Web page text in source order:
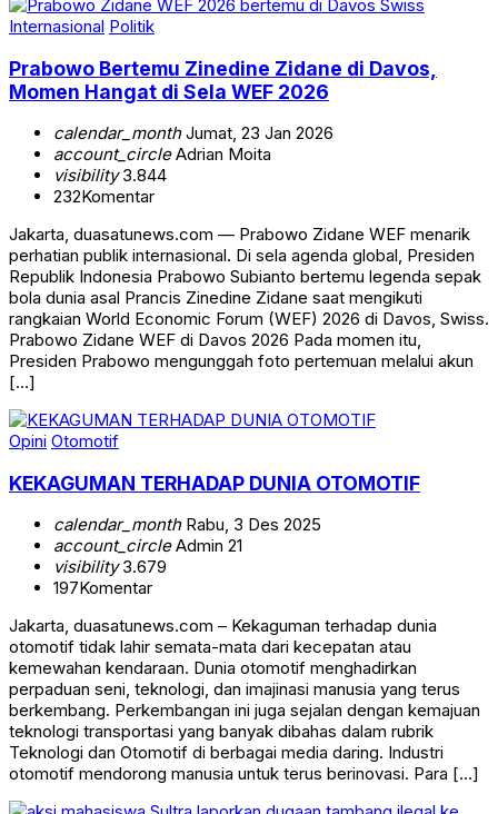
Internasional Politik
Prabowo Bertemu Zinedine Zidane di Davos,
Momen Hangat di Sela WEF 2026
calendar_monthJumat, 23 Jan 2026
account_circleAdrian Moita
visibility3.844
232Komentar
Jakarta, duasatunews.com — Prabowo Zidane WEF menarik
perhatian publik internasional. Di sela agenda global, Presiden
Republik Indonesia Prabowo Subianto bertemu legenda sepak
bola dunia asal Prancis Zinedine Zidane saat mengikuti
rangkaian World Economic Forum (WEF) 2026 di Davos, Swiss.
Prabowo Zidane WEF di Davos 2026 Pada momen itu,
Presiden Prabowo mengunggah foto pertemuan melalui akun
[…]
Opini Otomotif
KEKAGUMAN TERHADAP DUNIA OTOMOTIF
calendar_monthRabu, 3 Des 2025
account_circleAdmin 21
visibility3.679
197Komentar
Jakarta, duasatunews.com – Kekaguman terhadap dunia
otomotif tidak lahir semata-mata dari kecepatan atau
kemewahan kendaraan. Dunia otomotif menghadirkan
perpaduan seni, teknologi, dan imajinasi manusia yang terus
berkembang. Perkembangan ini juga sejalan dengan kemajuan
teknologi transportasi yang banyak dibahas dalam rubrik
Teknologi dan Otomotif di berbagai media daring. Industri
otomotif mendorong manusia untuk terus berinovasi. Para […]